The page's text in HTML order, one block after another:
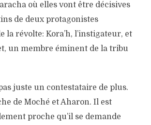
où elles vont être décisives
de deux protagonistes
la révolte: Kora’h, l’instigateur, et
un membre éminent de la tribu
pas juste un contestataire de plus.
de Moché et Aharon. Il est
proche qu’il se demande